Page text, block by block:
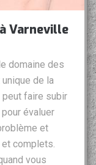
Varneville
domaine des
de la
faire subir
évaluer
et
complets.
vous